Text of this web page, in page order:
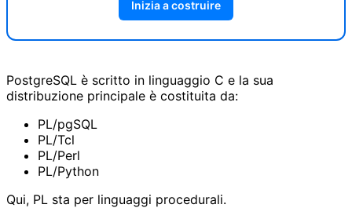
Inizia a costruire
PostgreSQL è scritto in linguaggio C e la sua
distribuzione principale è costituita da:
PL/pgSQL
PL/Tcl
PL/Perl
PL/Python
Qui, PL sta per linguaggi procedurali.